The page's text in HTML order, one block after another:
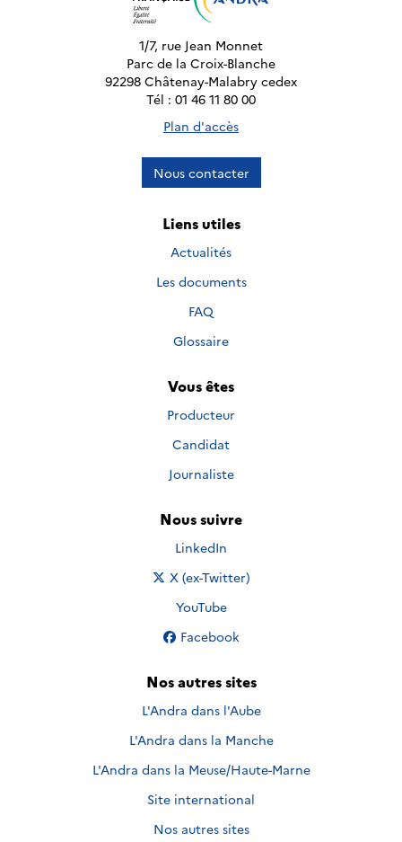
1/7, rue Jean Monnet
Parc de la Croix-Blanche
92298 Châtenay-Malabry cedex
Tél : 01 46 11 80 00
Plan d'accès
Nous contacter
Liens utiles
Actualités
Les documents
FAQ
Glossaire
Vous êtes
Producteur
Candidat
Journaliste
Nous suivre
Nous suivre sur
LinkedIn
Nous suivre sur
X (ex-Twitter)
Nous suivre sur
YouTube
Nous suivre sur
Facebook
Nos autres sites
L'Andra dans l'Aube
L'Andra dans la Manche
L'Andra dans la Meuse/Haute-Marne
Site international
Nos autres sites